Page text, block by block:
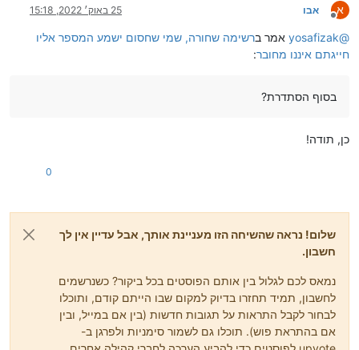
א
מנותק
אבו 25 באוק׳ 2022, 15:18
@
yosafizak אמר ברשימה שחורה, שמי שחסום ישמע המספר אליו
חייגתם איננו מחובר:
בסוף הסתדרת?
כן, תודה!
0
שלום! נראה שהשיחה הזו מעניינת אותך, אבל עדיין אין לך
חשבון.
נמאס לכם לגלול בין אותם הפוסטים בכל ביקור? כשנרשמים
לחשבון, תמיד תחזרו בדיוק למקום שבו הייתם קודם, ותוכלו
לבחור לקבל התראות על תגובות חדשות (בין אם במייל, ובין
אם בהתראת פוש). תוכלו גם לשמור סימניות ולפרגן ב-